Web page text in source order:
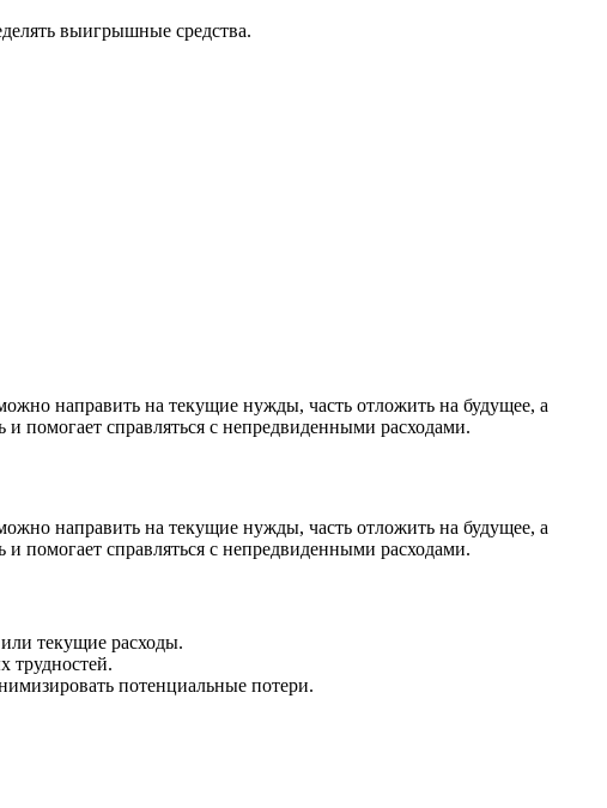
выигрышные средства.
направить на текущие нужды, часть отложить на будущее, а
помогает справляться с непредвиденными расходами.
направить на текущие нужды, часть отложить на будущее, а
помогает справляться с непредвиденными расходами.
текущие расходы.
трудностей.
потенциальные потери.